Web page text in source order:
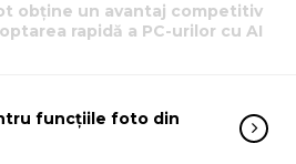
obține un avantaj competitiv
rapidă a PC-urilor cu AI
funcțiile foto din